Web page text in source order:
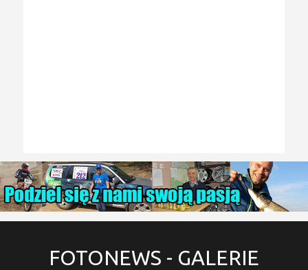
FOTONEWS - GALERIE